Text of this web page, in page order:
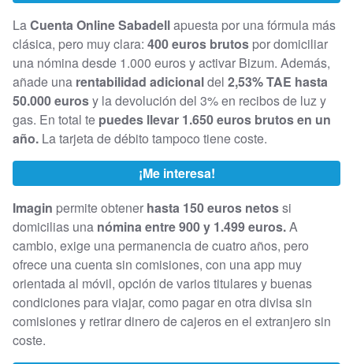
LaCuenta Online Sabadellapuesta por una fórmula más
clásica, pero muy clara: 400 euros brutos por domiciliar
una nómina desde 1.000 euros y activar Bizum. Además,
añade una rentabilidad adicionaldel 2,53% TAE hasta
50.000 eurosy la devolución del 3% en recibos de luz y
gas. En total te puedes llevar 1.650 euros brutos en un
año. La tarjeta de débito tampoco tiene coste.
¡Me interesa!
Imagin permite obtener hasta 150 euros netossi
domicilias una nómina entre 900 y 1.499 euros.A
cambio, exige una permanencia de cuatro años, pero
ofrece una cuenta sin comisiones, con una app muy
orientada al móvil, opción de varios titulares y buenas
condiciones para viajar, como pagar en otra divisa sin
comisiones y retirar dinero de cajeros en el extranjero sin
coste.